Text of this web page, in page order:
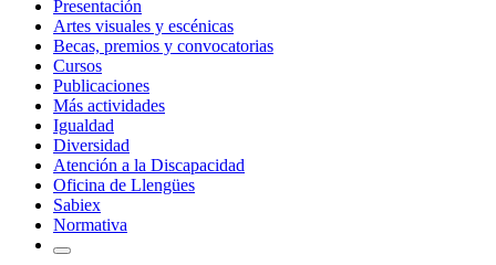
Presentación
Artes visuales y escénicas
Becas, premios y convocatorias
Cursos
Publicaciones
Más actividades
Igualdad
Diversidad
Atención a la Discapacidad
Oficina de Llengües
Sabiex
Normativa